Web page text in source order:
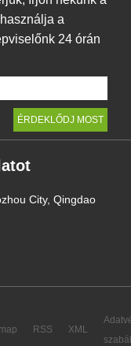
a
24 órán
City, Qingdao
RSS XML